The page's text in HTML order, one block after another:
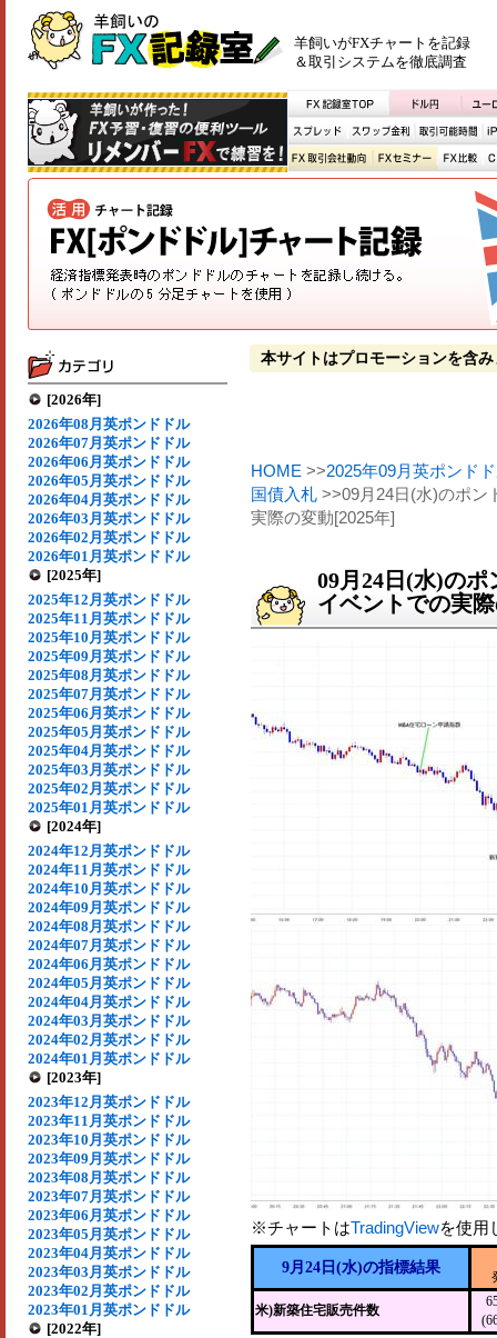
羊飼いがFXチャートを記録
＆取引システムを徹底調査
[2026年]
2026年08月英ポンドドル
2026年07月英ポンドドル
2026年06月英ポンドドル
2026年05月英ポンドドル
2026年04月英ポンドドル
2026年03月英ポンドドル
2026年02月英ポンドドル
2026年01月英ポンドドル
[2025年]
2025年12月英ポンドドル
2025年11月英ポンドドル
2025年10月英ポンドドル
2025年09月英ポンドドル
2025年08月英ポンドドル
2025年07月英ポンドドル
2025年06月英ポンドドル
2025年05月英ポンドドル
2025年04月英ポンドドル
2025年03月英ポンドドル
2025年02月英ポンドドル
2025年01月英ポンドドル
[2024年]
2024年12月英ポンドドル
2024年11月英ポンドドル
2024年10月英ポンドドル
2024年09月英ポンドドル
2024年08月英ポンドドル
2024年07月英ポンドドル
2024年06月英ポンドドル
2024年05月英ポンドドル
2024年04月英ポンドドル
2024年03月英ポンドドル
2024年02月英ポンドドル
2024年01月英ポンドドル
[2023年]
2023年12月英ポンドドル
2023年11月英ポンドドル
2023年10月英ポンドドル
2023年09月英ポンドドル
2023年08月英ポンドドル
2023年07月英ポンドドル
2023年06月英ポンドドル
2023年05月英ポンドドル
2023年04月英ポンドドル
2023年03月英ポンドドル
2023年02月英ポンドドル
2023年01月英ポンドドル
[2022年]
本サイトはプロモーションを含み
HOME >>2025年09月英ポンド
国債入札 >>09月24日(水)のポン
実際の変動[2025年]
09月24日(水)の
イベントでの実
※チャートはTradingViewを使用
9月24日(水)の指標結果
米)新築住宅販売件数